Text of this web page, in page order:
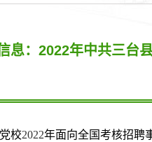
息：2022年中共三台
校2022年面向全国考核招聘